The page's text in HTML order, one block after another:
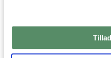
god opskrift? Min store piger
vil så gerne bage dem selv ;-)